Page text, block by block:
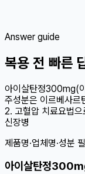
Answer guide
복용 전 빠른
아이살탄정300mg(
주성분은 이르베사르
2. 고혈압 치료요법
신장병
제품명·업체명·성분
아이살탄정